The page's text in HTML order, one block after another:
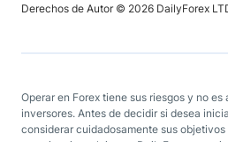
Derechos de Autor © 2026 DailyForex
Operar en Forex tiene sus riesgos y no
inversores. Antes de decidir si desea
considerar cuidadosamente sus